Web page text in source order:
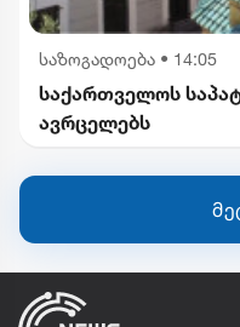
საზოგადოება • 14:05
საქართველოს
ავრცელებს